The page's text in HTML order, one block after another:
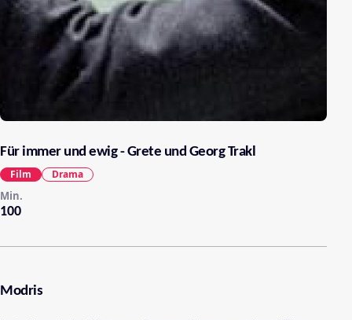
Für immer und ewig - Grete und Georg Trakl
100
Min.
Film Drama
Modris